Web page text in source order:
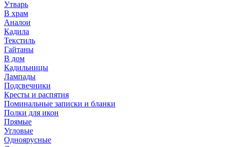
Утварь
В храм
Аналои
Кадила
Текстиль
Гайтаны
В дом
Кадильницы
Лампады
Подсвечники
Кресты и распятия
Поминальные записки и бланки
Полки для икон
Прямые
Угловые
Одноярусные